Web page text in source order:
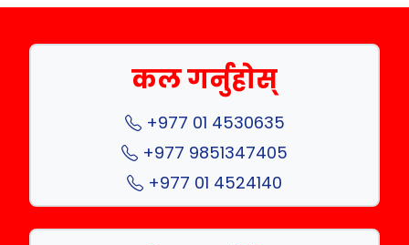
कल गर्नुहोस्
+977 01 4530635
+977 9851347405
+977 01 4524140